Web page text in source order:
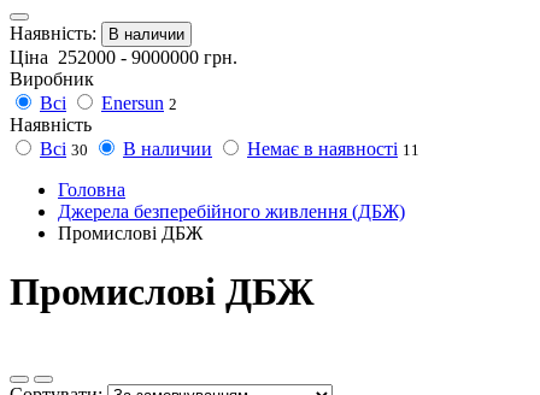
Наявність: В наличии
Ціна 252000 - 9000000 грн.
Виробник
Всі
Enersun 2
Наявність
Всі 30 В наличии Немає в наявності 11
Головна
Джерела безперебійного живлення (ДБЖ)
Промислові ДБЖ
Промислові ДБЖ